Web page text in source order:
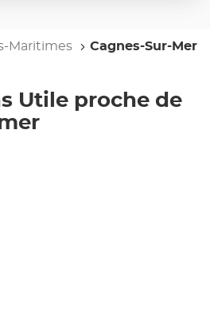
Maritimes Cagnes-Sur-Mer
Utile proche de